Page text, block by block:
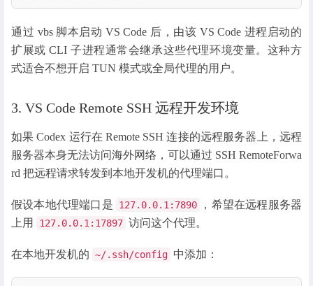
通过 vbs 脚本启动 VS Code 后，由该 VS Code 进程启动的
扩展或 CLI 子进程通常会继承这些代理环境变量。这种方
式适合不想开启 TUN 模式或全局代理的用户。
3. VS Code Remote SSH 远程开发环境
如果 Codex 运行在 Remote SSH 连接的远程服务器上，远程
服务器本身无法访问海外网络，可以通过 SSH RemoteForwa
rd 把远程请求转发到本地开发机的代理端口。
假设本地代理端口是 127.0.0.1:7890
，希望在远程服务器
上用
127.0.0.1:17897 访问这个代理。
在本地开发机的 ~/.ssh/config 中添加：